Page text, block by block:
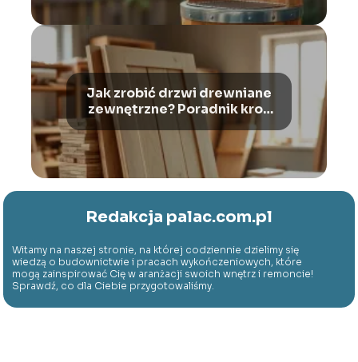
Jak zrobić drzwi drewniane
zewnętrzne? Poradnik krok
po kroku
Redakcja palac.com.pl
Witamy na naszej stronie, na której codziennie dzielimy się
wiedzą o budownictwie i pracach wykończeniowych, które
mogą zainspirować Cię w aranżacji swoich wnętrz i remoncie!
Sprawdź, co dla Ciebie przygotowaliśmy.